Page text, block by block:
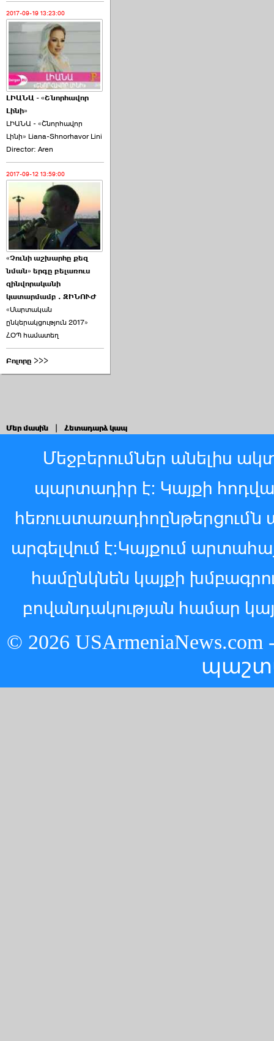
2017-09-19 13:23:00
ԼԻԱՆԱ - «Շնորհավոր
Լինի»
ԼԻԱՆԱ - «Շնորհավոր
Լինի» Liana-Shnorhavor Lini
Director: Aren
2017-09-12 13:59:00
«Չունի աշխարհը քեզ
նման» երգը բելառուս
զինվորականի
կատարմամբ . ԶԻՆՈՒԺ
«Մարտական
ընկերակցություն 2017»
ՀՕՊ համատեղ
Բոլորը >>>
Մեր մասին Հետադարձ կապ
Մեջբերումներ անելիս
պարտադիր է: Կայքի
հեռուստառադիոընթերցումն
արգելվում է:Կայքում
համընկնեն կայքի
բովանդակության համար
© 2026